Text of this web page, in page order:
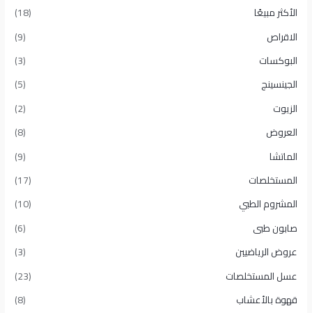
الأكثر مبيعًا​
(18)
الاقراص
(9)
البوكسات
(3)
الجينسينج
(5)
الزيوت
(2)
العروض
(8)
الماتشا
(9)
المستخلصات
(17)
المشروم الطبي
(10)
صابون طبى
(6)
عروض الرياضيين
(3)
عسل المستخلصات
(23)
قهوة بالأعشاب
(8)